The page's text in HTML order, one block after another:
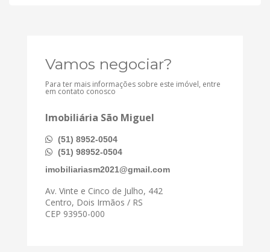
Vamos negociar?
Para ter mais informações sobre este imóvel, entre
em contato conosco
Imobiliária São Miguel
(51) 8952-0504
(51) 98952-0504
imobiliariasm2021@gmail.com
Av. Vinte e Cinco de Julho, 442
Centro, Dois Irmãos / RS
CEP 93950-000